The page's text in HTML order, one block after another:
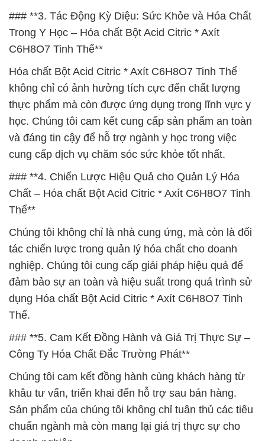
### **3. Tác Động Kỳ Diệu: Sức Khỏe và Hóa Chất
Trong Y Học – Hóa chất Bột Acid Citric * Axít
C6H8O7 Tinh Thể**
Hóa chất Bột Acid Citric * Axít C6H8O7 Tinh Thể
không chỉ có ảnh hưởng tích cực đến chất lượng
thực phẩm mà còn được ứng dụng trong lĩnh vực y
học. Chúng tôi cam kết cung cấp sản phẩm an toàn
và đáng tin cậy để hỗ trợ ngành y học trong việc
cung cấp dịch vụ chăm sóc sức khỏe tốt nhất.
### **4. Chiến Lược Hiệu Quả cho Quản Lý Hóa
Chất – Hóa chất Bột Acid Citric * Axít C6H8O7 Tinh
Thể**
Chúng tôi không chỉ là nhà cung ứng, mà còn là đối
tác chiến lược trong quản lý hóa chất cho doanh
nghiệp. Chúng tôi cung cấp giải pháp hiệu quả để
đảm bảo sự an toàn và hiệu suất trong quá trình sử
dụng Hóa chất Bột Acid Citric * Axít C6H8O7 Tinh
Thể.
### **5. Cam Kết Đồng Hành và Giá Trị Thực Sự –
Công Ty Hóa Chất Đắc Trường Phát**
Chúng tôi cam kết đồng hành cùng khách hàng từ
khâu tư vấn, triển khai đến hỗ trợ sau bán hàng.
Sản phẩm của chúng tôi không chỉ tuân thủ các tiêu
chuẩn ngành mà còn mang lại giá trị thực sự cho